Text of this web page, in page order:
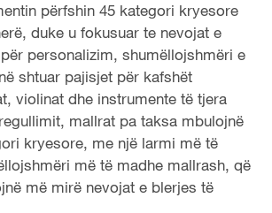
përfshin 45 kategori kryesore
duke u fokusuar te nevojat e
personalizim, shumëllojshmëri e
shtuar pajisjet për kafshët
violinat dhe instrumente të tjera
mallrat pa taksa mbulojnë
kryesore, me një larmi më të
më të madhe mallrash, që
më mirë nevojat e blerjes të